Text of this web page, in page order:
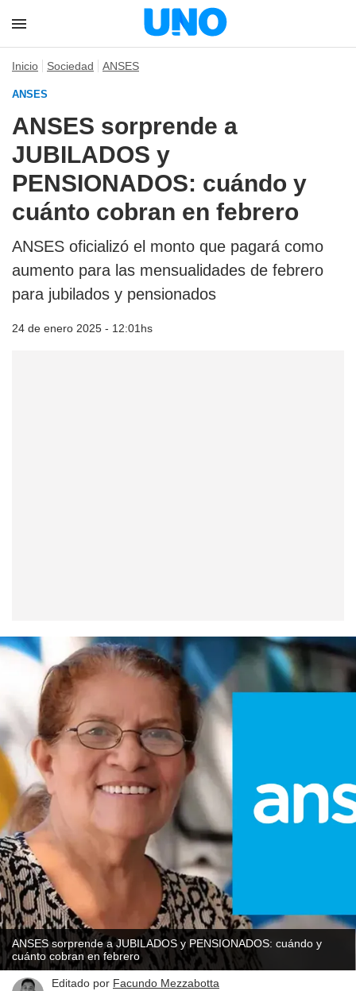
Inicio Sociedad ANSES
ANSES
ANSES sorprende a
JUBILADOS y
PENSIONADOS: cuándo y
cuánto cobran en febrero
ANSES oficializó el monto que pagará como
aumento para las mensualidades de febrero
para jubilados y pensionados
24 de enero 2025 - 12:01hs
ANSES sorprende a JUBILADOS y PENSIONADOS: cuándo y
cuánto cobran en febrero
Editado por Facundo Mezzabotta